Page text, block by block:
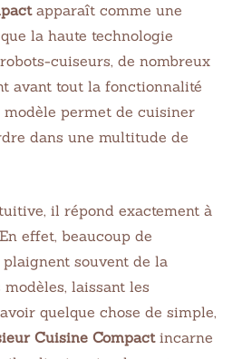
apparaît comme une
la haute technologie
cuiseurs, de nombreux
avant tout la fonctionnalité
modèle permet de cuisiner
dans une multitude de
il répond exactement à
effet, beaucoup de
souvent de la
laissant les
quelque chose de simple,
Cuisine Compactincarne